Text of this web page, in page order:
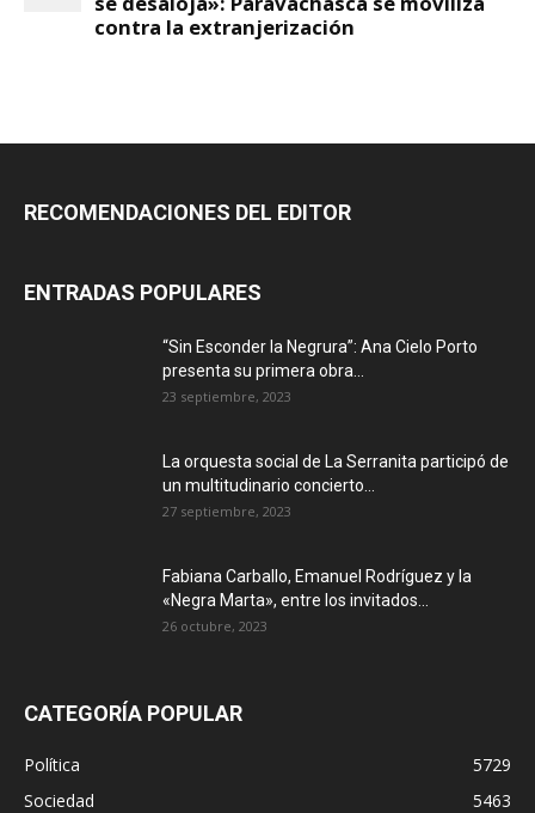
RECOMENDACIONES DEL EDITOR
ENTRADAS POPULARES
“Sin Esconder la Negrura”: Ana Cielo Porto
presenta su primera obra...
23 septiembre, 2023
La orquesta social de La Serranita participó de
un multitudinario concierto...
27 septiembre, 2023
Fabiana Carballo, Emanuel Rodríguez y la
«Negra Marta», entre los invitados...
26 octubre, 2023
CATEGORÍA POPULAR
Política
5729
Sociedad
5463